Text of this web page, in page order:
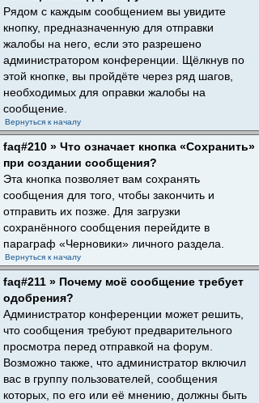
Рядом с каждым сообщением вы увидите
кнопку, предназначенную для отправки
жалобы на него, если это разрешено
администратором конференции. Щёлкнув по
этой кнопке, вы пройдёте через ряд шагов,
необходимых для оправки жалобы на
сообщение.
Вернуться к началу
faq#210 » Что означает кнопка «Сохранить»
при создании сообщения?
Эта кнопка позволяет вам сохранять
сообщения для того, чтобы закончить и
отправить их позже. Для загрузки
сохранённого сообщения перейдите в
параграф «Черновики» личного раздела.
Вернуться к началу
faq#211 » Почему моё сообщение требует
одобрения?
Администратор конференции может решить,
что сообщения требуют предварительного
просмотра перед отправкой на форум.
Возможно также, что администратор включил
вас в группу пользователей, сообщения
которых, по его или её мнению, должны быть